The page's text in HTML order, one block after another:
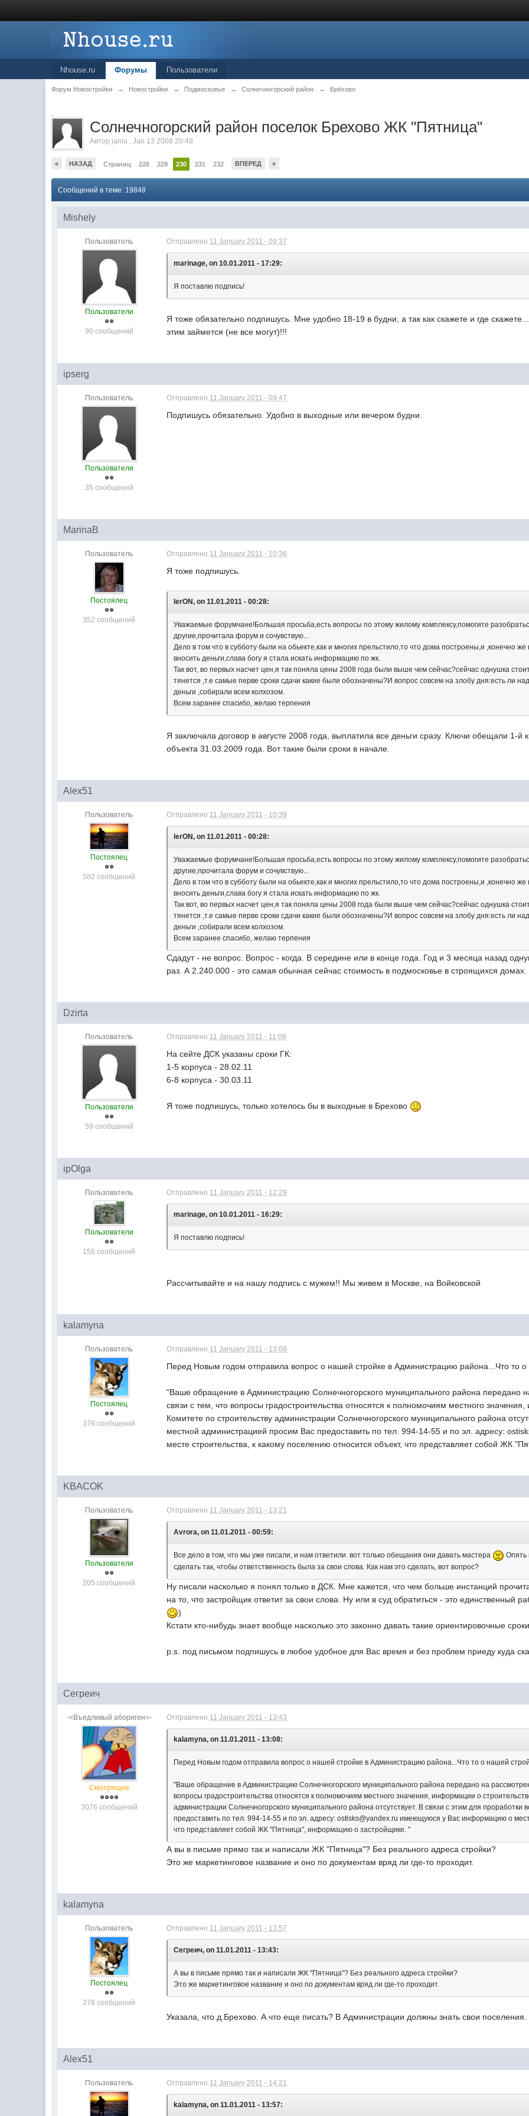
Nhouse.ru Форумы Пользователи
Форум Новостройки → Новостройки → Подмосковье → Солнечногорский район → Брёхово
.
Cолнечногорский район поселок Брехово ЖК "Пятница"
Автор jama ,Jan 13 2008 20:48
« НАЗАД Страниц 228 229 230 231 232 ВПЕРЕД »
Сообщений в теме: 19848
Mishely
Пользователь
Пользователи
90 сообщений
Отправлено 11 January 2011 - 09:37
marinage, on 10.01.2011 - 17:29:
Я поставлю подпись!
Я тоже обязательно подпишусь. Мне удобно 18-19 в будни, а так как скажете и где
этим займется (не все могут)!!!
ipserg
Пользователь
Пользователи
35 сообщений
Отправлено 11 January 2011 - 09:47
Подпишусь обязательно. Удобно в выходные или вечером будни.
MarinaB
Пользователь
Постоялец
352 сообщений
Отправлено 11 January 2011 - 10:36
Я тоже подпишусь.
lerON, on 11.01.2011 - 00:28:
Уважаемые форумчане!Большая просьба,есть вопросы по этому жилому комплексу,помогите
другие,прочитала форум и сочувствую...
Дело в том что в субботу были на обьекте,как и многих прельстило,то что дома построены,и ,конечно
вносить деньги,слава богу я стала искать информацию по жк.
Так вот, во первых насчет цен,я так поняла цены 2008 года были выше чем сейчас?сейчас однушка
тянется ,т.е самые перве сроки сдачи какие были обозначены?И вопрос совсем на злобу дня:есть ли
деньги ,собирали всем колхозом.
Всем заранее спасибо, желаю терпения
Я заключала договор в августе 2008 года, выплатила все деньги сразу. Ключи обещали 1-й
объекта 31.03.2009 года. Вот такие были сроки в начале.
Alex51
Пользователь
Постоялец
582 сообщений
Отправлено 11 January 2011 - 10:39
lerON, on 11.01.2011 - 00:28:
Уважаемые форумчане!Большая просьба,есть вопросы по этому жилому комплексу,помогите
другие,прочитала форум и сочувствую...
Дело в том что в субботу были на обьекте,как и многих прельстило,то что дома построены,и ,конечно
вносить деньги,слава богу я стала искать информацию по жк.
Так вот, во первых насчет цен,я так поняла цены 2008 года были выше чем сейчас?сейчас однушка
тянется ,т.е самые перве сроки сдачи какие были обозначены?И вопрос совсем на злобу дня:есть ли
деньги ,собирали всем колхозом.
Всем заранее спасибо, желаю терпения
Сдадут - не вопрос. Вопрос - когда. В середине или в конце года. Год и 3 месяца назад
раз. А 2.240.000 - это самая обычная сейчас стоимость в подмосковье в строящихся домах.
Dzirta
Пользователь
Пользователи
59 сообщений
Отправлено 11 January 2011 - 11:08
На сейте ДСК указаны сроки ГК:
1-5 корпуса - 28.02.11
6-8 корпуса - 30.03.11
Я тоже подпишусь, только хотелось бы в выходные в Брехово
ipOlga
Пользователь
Пользователи
156 сообщений
Отправлено 11 January 2011 - 12:29
marinage, on 10.01.2011 - 16:29:
Я поставлю подпись!
Рассчитывайте и на нашу подпись с мужем!! Мы живем в Москве, на Войковской
kalamyna
Пользователь
Постоялец
378 сообщений
Отправлено 11 January 2011 - 13:08
Перед Новым годом отправила вопрос о нашей стройке в Администрацию района...Что то о
"Ваше обращение в Администрацию Солнечногорского муниципального района передано
связи с тем, что вопросы градостроительства относятся к полномочиям местного
Комитете по строительству администрации Солнечногорского муниципального района
местной администрацией просим Вас предоставить по тел. 994-14-55 и по эл. адресу:
месте строительства, к какому поселению относится объект, что представляет собой ЖК
KBACOK
Пользователь
Пользователи
205 сообщений
Отправлено 11 January 2011 - 13:21
Avrora, on 11.01.2011 - 00:59:
Все дело в том, что мы уже писали, и нам ответили. вот только обещания они давать мастера
Опять
сделать так, чтобы ответственность была за свои слова. Как нам это сделать, вот вопрос?
Ну писали насколько я понял только в ДСК. Мне кажется, что чем больше инстанций
на то, что застройщик ответит за свои слова. Ну или в суд обратиться - это единственный
)
Кстати кто-нибудь знает вообще насколько это законно давать такие ориентировочные
p.s. под письмом подпишусь в любое удобное для Вас время и без проблем приеду куда
Сегреич
-=Въедливый абориген=-
Смотрящие
3076 сообщений
Отправлено 11 January 2011 - 13:43
kalamyna, on 11.01.2011 - 13:08:
Перед Новым годом отправила вопрос о нашей стройке в Администрацию района...Что то о нашей
"Ваше обращение в Администрацию Солнечногорского муниципального района передано на
вопросы градостроительства относятся к полномочиям местного значения, информации о
администрации Солнечногорского муниципального района отсутствует. В связи с этим для
предоставить по тел. 994-14-55 и по эл. адресу: ostisks@yandex.ru имеющуюся у Вас информацию о
что представляет собой ЖК "Пятница", информацию о застройщике. "
А вы в письме прямо так и написали ЖК "Пятница"? Без реального адреса стройки?
Это же маркетинговое название и оно по документам вряд ли где-то проходит.
kalamyna
Пользователь
Постоялец
378 сообщений
Отправлено 11 January 2011 - 13:57
Сегреич, on 11.01.2011 - 13:43:
А вы в письме прямо так и написали ЖК "Пятница"? Без реального адреса стройки?
Это же маркетинговое название и оно по документам вряд ли где-то проходит.
Указала, что д.Брехово. А что еще писать? В Администрации должны знать свои
Alex51
Пользователь Отправлено 11 January 2011 - 14:21
kalamyna, on 11.01.2011 - 13:57: